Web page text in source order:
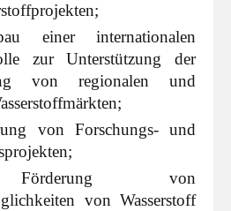
einer internationalen
zur Unterstützung der
von regionalen und
von Forschungs- und
von
von Wasserstoff